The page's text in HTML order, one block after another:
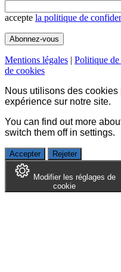
accepte la politique de
Mentions légales | Politique
de cookies
Nous utilisons des
expérience sur notre site.
You can find out more
switch them off in settings.
Accepter Rejeter
Modifier les réglages de
cookie